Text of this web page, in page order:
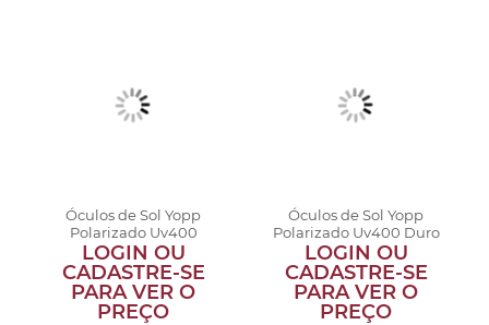
Óculos de Sol Yopp
Polarizado Uv400
Cometa
LOGIN OU
CADASTRE-SE
PARA VER O
PREÇO
Óculos de Sol Yopp
Polarizado Uv400 Duro
na Queda
LOGIN OU
CADASTRE-SE
PARA VER O
PREÇO